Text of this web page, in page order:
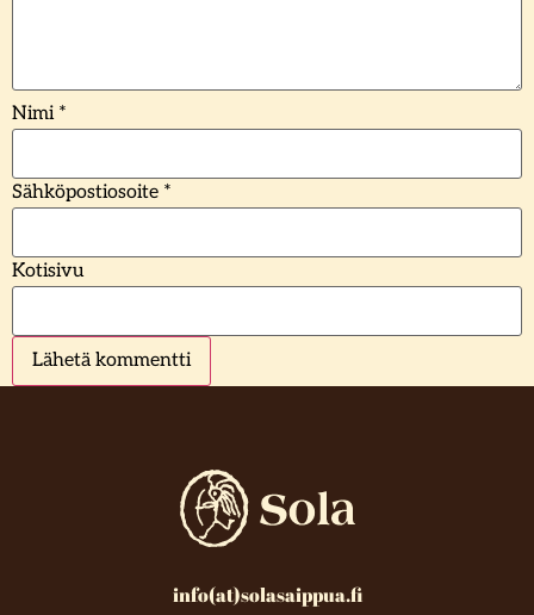
Nimi *
Sähköpostiosoite *
Kotisivu
info(at)solasaippua.fi